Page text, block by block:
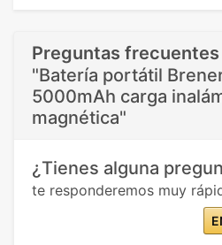
Preguntas frecuentes
"Batería portátil
5000mAh carga
magnética"
¿Tienes alguna
te responderemos muy